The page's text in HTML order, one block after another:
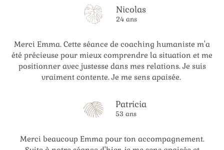
Nicolas
24 ans
Merci Emma. Cette séance de coaching humaniste m'a
été précieuse pour mieux comprendre la situation et me
positionner avec justesse dans mes relations. Je suis
vraiment contente. Je me sens apaisée.
Patricia
53 ans
Merci beaucoup Emma pour ton accompagnement.